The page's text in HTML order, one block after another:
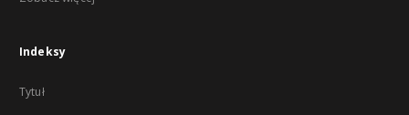
Indeksy
Tytuł